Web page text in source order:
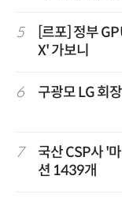
5
[르포] 정부
X' 가보니
6 구광모 LG 회
7
국산 CSP사 '
션 1439개